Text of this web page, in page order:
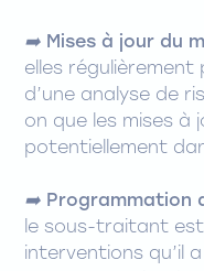
➡️ Mises à jour du
elles régulièrement
d’une analyse de
on que les mises à
potentiellement
➡️ Programmation
le sous-traitant
interventions qu’il